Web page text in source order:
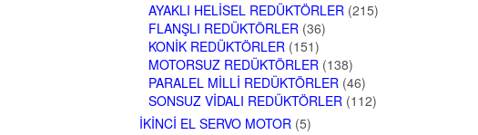
AYAKLI HELISEL REDÜKTÖRLER (215)
FLANŞLI REDÜKTÖRLER (36)
KONIK REDÜKTÖRLER (151)
MOTORSUZ REDÜKTÖRLER (138)
PARALEL MILLI REDÜKTÖRLER (46)
SONSUZ VIDALI REDÜKTÖRLER (112)
İKINCI EL SERVO MOTOR (5)